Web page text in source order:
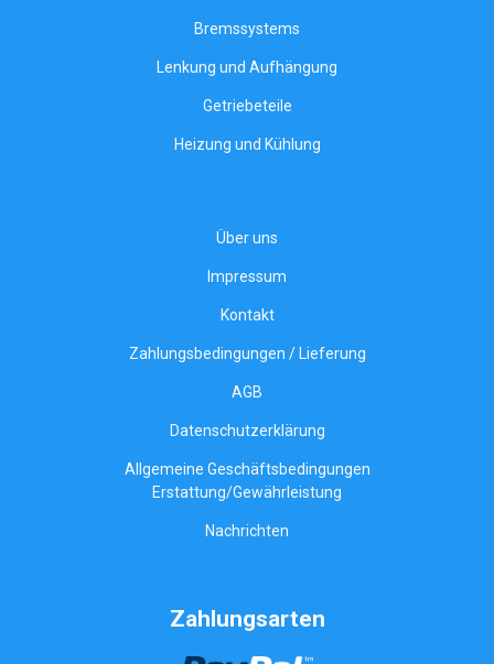
Bremssystems
Lenkung und Aufhängung
Getriebeteile
Heizung und Kühlung
Über uns
Impressum
Kontakt
Zahlungsbedingungen / Lieferung
AGB
Datenschutzerklärung
Allgemeine Geschäftsbedingungen
Erstattung/Gewährleistung
Nachrichten
Zahlungsarten